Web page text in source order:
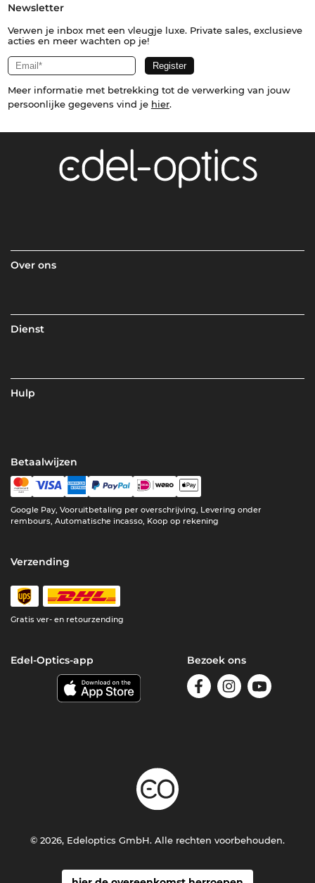
Newsletter
Verwen je inbox met een vleugje luxe. Private sales, exclusieve
acties en meer wachten op je!
Meer informatie met betrekking tot de verwerking van jouw
persoonlijke gegevens vind je hier.
Over ons
Dienst
Hulp
Betaalwijzen
Google Pay, Vooruitbetaling per overschrijving, Levering onder
rembours, Automatische incasso, Koop op rekening
Verzending
Gratis ver- en retourzending
Edel-Optics-app Bezoek ons
© 2026, Edeloptics GmbH. Alle rechten voorbehouden.